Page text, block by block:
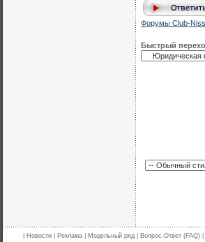
Форумы Club-
Быстрый
Новости Реклама Модельный ряд Вопрос-Ответ (FAQ)